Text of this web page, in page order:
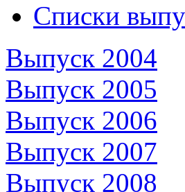
Списки
Выпуск 2004
Выпуск 2005
Выпуск 2006
Выпуск 2007
Выпуск 2008